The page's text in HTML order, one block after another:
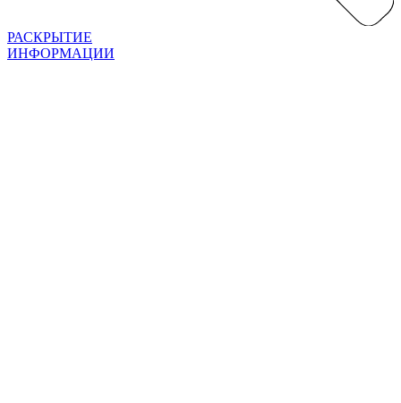
РАСКРЫТИЕ
ИНФОРМАЦИИ